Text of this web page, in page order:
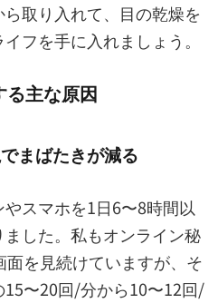
取り入れて、目の乾燥を
フを手に入れましょう。
る主な原因
まばたきが減る
スマホを1日6〜8時間以
した。私もオンライン秘
を見続けていますが、そ
〜20回/分から10〜12回/